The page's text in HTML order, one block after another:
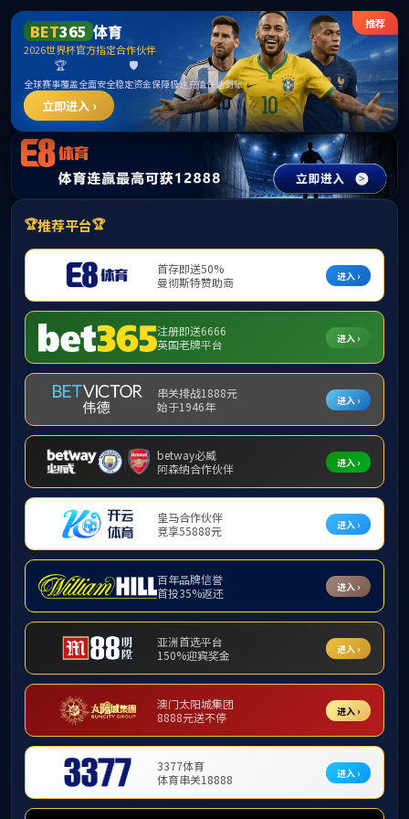
中国·必威(bw·西汉姆联)有限公司-Official
website
提示：访问地址无效，90/1d/c300a233501/http:/300找不到对应的栏
目！
首页